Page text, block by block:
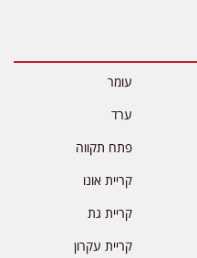
עומר
ערד
פתח תקווה
קריית אונו
קריית גת
קריית עקרון